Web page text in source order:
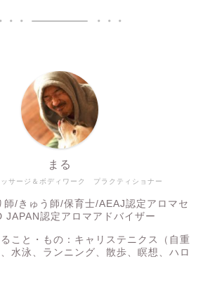
サージ＆ボディワーク プラクティショナー
まる
師/きゅう師/保育士/AEAJ認定アロマセ
JAPAN認定アロマアドバイザー
こと・もの：キャリステニクス（自重
水泳、ランニング、散歩、瞑想、ハロ